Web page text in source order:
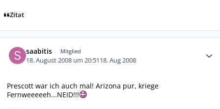
Zitat
saabitis Mitglied
18. August 2008 um 20:5118. Aug 2008
Prescott war ich auch mal! Arizona pur, kriege
Fernweeeeeh...NEID!!!